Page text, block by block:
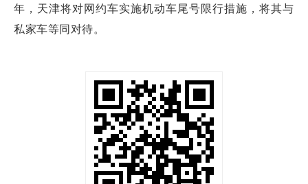
年，天津将对网约车实施机动车尾号限行措施，将其与
私家车等同对待。